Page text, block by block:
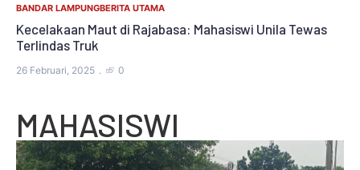
BANDAR LAMPUNGBERITA UTAMA
Kecelakaan Maut di Rajabasa: Mahasiswi Unila Tewas
Terlindas Truk
26 Februari, 2025 0
MAHASISWI